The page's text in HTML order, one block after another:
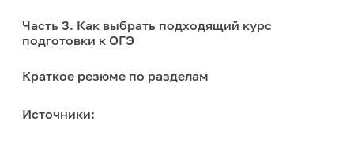
Часть 3. Как выбрать подходящий курс
подготовки к ОГЭ
Краткое резюме по разделам
Источники: